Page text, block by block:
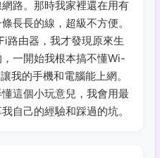
路。那時我家裡還在用有
長長的線，超級不方便。
路由器，我才發現原來生
一開始我根本搞不懂Wi-
我的手機和電腦能上網。
這個小玩意兒，我會用最
自己的經驗和踩過的坑。